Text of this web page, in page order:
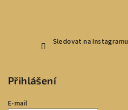
Sledovat na Instagramu
Přihlášení
E-mail